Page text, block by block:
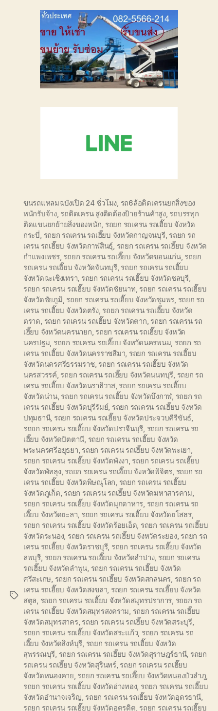
Tags
ขนรถแหลมฉบังเปิด 24 ชั่วโมง, รถ6ล้อติดเครนยกสิ่งของ
หนักรับจ้าง, รถติดเครน สูงติดต้องป้ายร้านค้าสูง, รถบรรทุก
ติดแขนยกย้ายสิ่งของหนัก, รถยก รถเครน รถเฮี๊ยบ จังหวัด
กระบี่, รถยก รถเครน รถเฮี๊ยบ จังหวัดกาญจนบุรี, รถยก รถ
เครน รถเฮี๊ยบ จังหวัดกาฬสินธุ์, รถยก รถเครน รถเฮี๊ยบ จังหวัด
กำแพงเพชร, รถยก รถเครน รถเฮี๊ยบ จังหวัดขอนแก่น, รถยก
รถเครน รถเฮี๊ยบ จังหวัดจันทบุรี, รถยก รถเครน รถเฮี๊ยบ
จังหวัดฉะเชิงเทรา, รถยก รถเครน รถเฮี๊ยบ จังหวัดชลบุรี,
รถยก รถเครน รถเฮี๊ยบ จังหวัดชัยนาท, รถยก รถเครน รถเฮี๊ยบ
จังหวัดชัยภูมิ, รถยก รถเครน รถเฮี๊ยบ จังหวัดชุมพร, รถยก รถ
เครน รถเฮี๊ยบ จังหวัดตรัง, รถยก รถเครน รถเฮี๊ยบ จังหวัด
ตราด, รถยก รถเครน รถเฮี๊ยบ จังหวัดตาก, รถยก รถเครน รถ
เฮี๊ยบ จังหวัดนครนายก, รถยก รถเครน รถเฮี๊ยบ จังหวัด
นครปฐม, รถยก รถเครน รถเฮี๊ยบ จังหวัดนครพนม, รถยก รถ
เครน รถเฮี๊ยบ จังหวัดนครราชสีมา, รถยก รถเครน รถเฮี๊ยบ
จังหวัดนครศรีธรรมราช, รถยก รถเครน รถเฮี๊ยบ จังหวัด
นครสวรรค์, รถยก รถเครน รถเฮี๊ยบ จังหวัดนนทบุรี, รถยก รถ
เครน รถเฮี๊ยบ จังหวัดนราธิวาส, รถยก รถเครน รถเฮี๊ยบ
จังหวัดน่าน, รถยก รถเครน รถเฮี๊ยบ จังหวัดบึงกาฬ, รถยก รถ
เครน รถเฮี๊ยบ จังหวัดบุรีรัมย์, รถยก รถเครน รถเฮี๊ยบ จังหวัด
ปทุมธานี, รถยก รถเครน รถเฮี๊ยบ จังหวัดประจวบคีรีขันธ์,
รถยก รถเครน รถเฮี๊ยบ จังหวัดปราจีนบุรี, รถยก รถเครน รถ
เฮี๊ยบ จังหวัดปัตตานี, รถยก รถเครน รถเฮี๊ยบ จังหวัด
พระนครศรีอยุธยา, รถยก รถเครน รถเฮี๊ยบ จังหวัดพะเยา,
รถยก รถเครน รถเฮี๊ยบ จังหวัดพังงา, รถยก รถเครน รถเฮี๊ยบ
จังหวัดพัทลุง, รถยก รถเครน รถเฮี๊ยบ จังหวัดพิจิตร, รถยก รถ
เครน รถเฮี๊ยบ จังหวัดพิษณุโลก, รถยก รถเครน รถเฮี๊ยบ
จังหวัดภูเก็ต, รถยก รถเครน รถเฮี๊ยบ จังหวัดมหาสารคาม,
รถยก รถเครน รถเฮี๊ยบ จังหวัดมุกดาหาร, รถยก รถเครน รถ
เฮี๊ยบ จังหวัดยะลา, รถยก รถเครน รถเฮี๊ยบ จังหวัดยโสธร,
รถยก รถเครน รถเฮี๊ยบ จังหวัดร้อยเอ็ด, รถยก รถเครน รถเฮี๊ยบ
จังหวัดระนอง, รถยก รถเครน รถเฮี๊ยบ จังหวัดระยอง, รถยก รถ
เครน รถเฮี๊ยบ จังหวัดราชบุรี, รถยก รถเครน รถเฮี๊ยบ จังหวัด
ลพบุรี, รถยก รถเครน รถเฮี๊ยบ จังหวัดลำปาง, รถยก รถเครน
รถเฮี๊ยบ จังหวัดลำพูน, รถยก รถเครน รถเฮี๊ยบ จังหวัด
ศรีสะเกษ, รถยก รถเครน รถเฮี๊ยบ จังหวัดสกลนคร, รถยก รถ
เครน รถเฮี๊ยบ จังหวัดสงขลา, รถยก รถเครน รถเฮี๊ยบ จังหวัด
สตูล, รถยก รถเครน รถเฮี๊ยบ จังหวัดสมุทรปราการ, รถยก รถ
เครน รถเฮี๊ยบ จังหวัดสมุทรสงคราม, รถยก รถเครน รถเฮี๊ยบ
จังหวัดสมุทรสาคร, รถยก รถเครน รถเฮี๊ยบ จังหวัดสระบุรี,
รถยก รถเครน รถเฮี๊ยบ จังหวัดสระแก้ว, รถยก รถเครน รถ
เฮี๊ยบ จังหวัดสิงห์บุรี, รถยก รถเครน รถเฮี๊ยบ จังหวัด
สุพรรณบุรี, รถยก รถเครน รถเฮี๊ยบ จังหวัดสุราษฎร์ธานี, รถยก
รถเครน รถเฮี๊ยบ จังหวัดสุรินทร์, รถยก รถเครน รถเฮี๊ยบ
จังหวัดหนองคาย, รถยก รถเครน รถเฮี๊ยบ จังหวัดหนองบัวลำภู,
รถยก รถเครน รถเฮี๊ยบ จังหวัดอ่างทอง, รถยก รถเครน รถเฮี๊ยบ
จังหวัดอำนาจเจริญ, รถยก รถเครน รถเฮี๊ยบ จังหวัดอุดรธานี,
รถยก รถเครน รถเฮี๊ยบ จังหวัดอุตรดิต, รถยก รถเครน รถเฮี๊ยบ